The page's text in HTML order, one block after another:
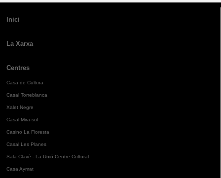
Inici
La Xarxa
Centres
Casa de Cultura
Casal Torreblanca
Xalet Negre
Casal Mira-sol
Casino La Floresta
Casal Les Planes
Sala Clavé - La Unió Centre Cultural
Casa Aymat